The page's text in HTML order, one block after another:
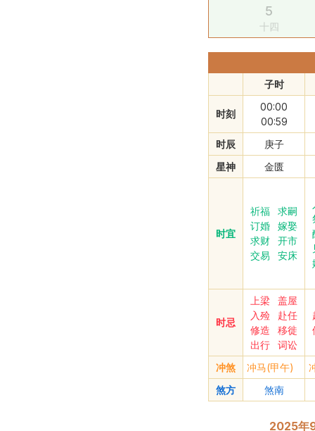
5
十四
子时
时刻
00:00
00:59
时辰
庚子
星神
金匮
时宜
祈福
求嗣
订婚
嫁娶
求财
开市
交易
安床
时忌
上梁
盖屋
入殓
赴任
修造
移徙
出行
词讼
冲煞 冲马(甲午)
煞方
煞南
2025年